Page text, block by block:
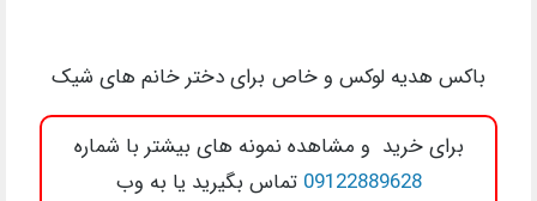
باکس هدیه لوکس و خاص برای دختر خانم های شیک
برای خرید و مشاهده نمونه های بیشتر با شماره
09122889628 تماس بگیرید یا به وب